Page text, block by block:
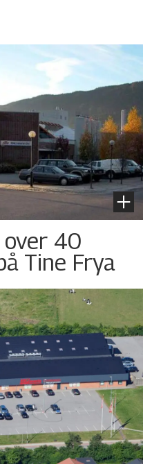
40
Tine Frya